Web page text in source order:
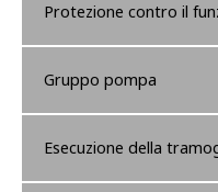
Protezione contro il
Gruppo pompa
Esecuzione della